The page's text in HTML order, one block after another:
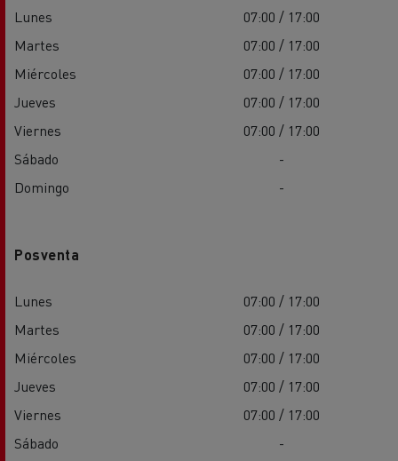
Lunes
07:00 / 17:00
Martes
07:00 / 17:00
Miércoles
07:00 / 17:00
Jueves
07:00 / 17:00
Viernes
07:00 / 17:00
Sábado
-
Domingo
-
Posventa
Lunes
07:00 / 17:00
Martes
07:00 / 17:00
Miércoles
07:00 / 17:00
Jueves
07:00 / 17:00
Viernes
07:00 / 17:00
Sábado
-